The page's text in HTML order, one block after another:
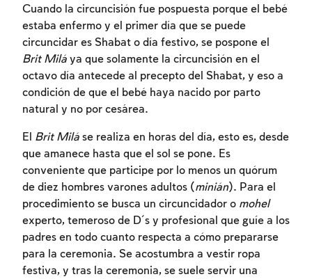
Cuando la circuncisión fue pospuesta porque el bebé
estaba enfermo y el primer día que se puede
circuncidar es Shabat o día festivo, se pospone el
Brit Milá ya que solamente la circuncisión en el
octavo día antecede al precepto del Shabat, y eso a
condición de que el bebé haya nacido por parto
natural y no por cesárea.
El Brit Milá se realiza en horas del día, esto es, desde
que amanece hasta que el sol se pone. Es
conveniente que participe por lo menos un quórum
de diez hombres varones adultos (minián). Para el
procedimiento se busca un circuncidador o mohel
experto, temeroso de D´s y profesional que guíe a los
padres en todo cuanto respecta a cómo prepararse
para la ceremonia. Se acostumbra a vestir ropa
festiva, y tras la ceremonia, se suele servir una